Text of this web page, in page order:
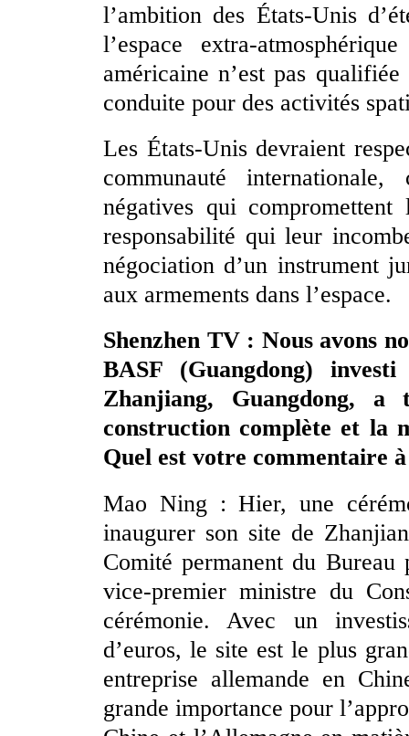
l’ambition des États-Unis
l’espace extra-
américaine n’est pas
conduite pour des activités
Les États-Unis devraient
communauté
négatives qui
responsabilité qui leur
négociation d’un instrument
aux armements dans l’espace.
Shenzhen TV : Nous avons
BASF (Guangdong)
Zhanjiang, Guangdong,
construction complète et la
Quel est votre commentaire
Mao Ning : Hier, une
inaugurer son site de
Comité permanent du
vice-premier ministre du
cérémonie. Avec un
d’euros, le site est le plus
entreprise allemande en
grande importance pour